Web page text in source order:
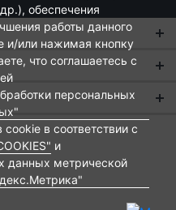
обеспечения
работы данного
и/или нажимая кнопку
что соглашаетесь с
персональных
в соответствии с
и
данных метрической